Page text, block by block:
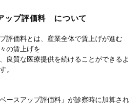
ップ評価料 について
評価料とは、産業全体で賃上げが進む
の賃上げを
良質な医療提供を続けることができるよ
。
ースアップ評価料」が診察時に加算され